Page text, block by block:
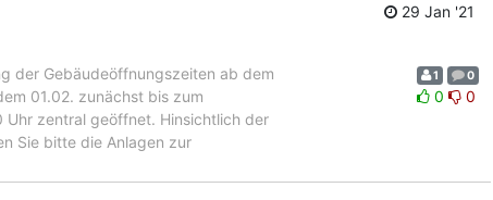
29 Jan '21
der Gebäudeöffnungszeiten ab dem
01.02. zunächst bis zum
Uhr zentral geöffnet. Hinsichtlich der
Sie bitte die Anlagen zur
1 0
0 0